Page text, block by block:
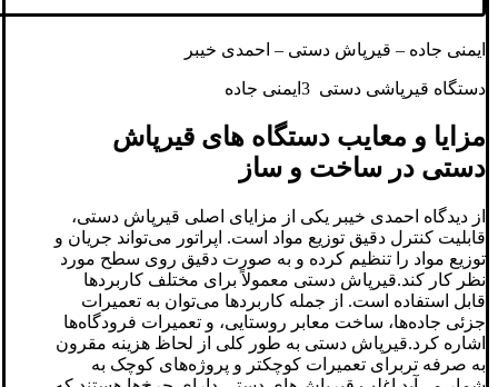
ایمنی جاده – قیرپاش دستی – احمدی خیبر
دستگاه قیرپاشی دستی 3ایمنی جاده
مزایا و معایب دستگاه های قیرپاش
دستی در ساخت و ساز
از دیدگاه احمدی خیبر یکی از مزایای اصلی قیرپاش دستی،
قابلیت کنترل دقیق توزیع مواد است. اپراتور می‌تواند جریان و
توزیع مواد را تنظیم کرده و به صورت دقیق روی سطح مورد
نظر کار کند.قیرپاش دستی معمولاً برای مختلف کاربردها
قابل استفاده است. از جمله کاربردها می‌توان به تعمیرات
جزئی جاده‌ها، ساخت معابر روستایی، و تعمیرات فرودگاه‌ها
اشاره کرد.قیرپاش دستی به طور کلی از لحاظ هزینه مقرون
به صرفه تربرای تعمیرات کوچکتر و پروژه‌های کوچک به